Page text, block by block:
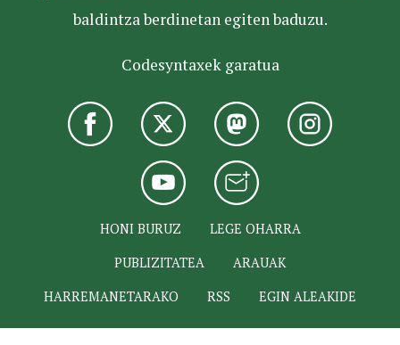
baldintza berdinetan egiten baduzu.
Codesyntaxek garatua
HONI BURUZ
LEGE OHARRA
PUBLIZITATEA
ARAUAK
HARREMANETARAKO
RSS EGIN ALEAKIDE